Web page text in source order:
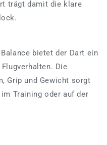
trägt damit die klare
bietet der Dart ein
Die
Grip und Gewicht sorgt
Training oder auf der